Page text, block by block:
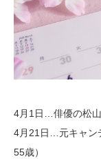
4月1日…俳優の松
4月21日…元キャン
55歳）